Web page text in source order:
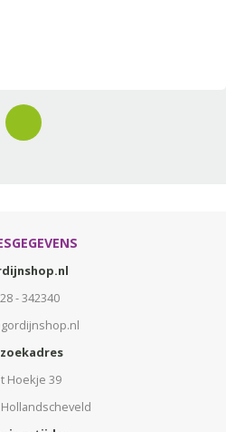
- 342340
Hoekje 39
Hollandscheveld